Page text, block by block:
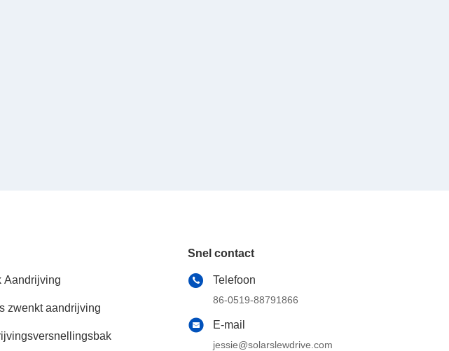
Aandrijving
zwenkt aandrijving
Snel contact
Telefoon
86-0519-88791866
E-mail
jessie@solarslewdrive.com